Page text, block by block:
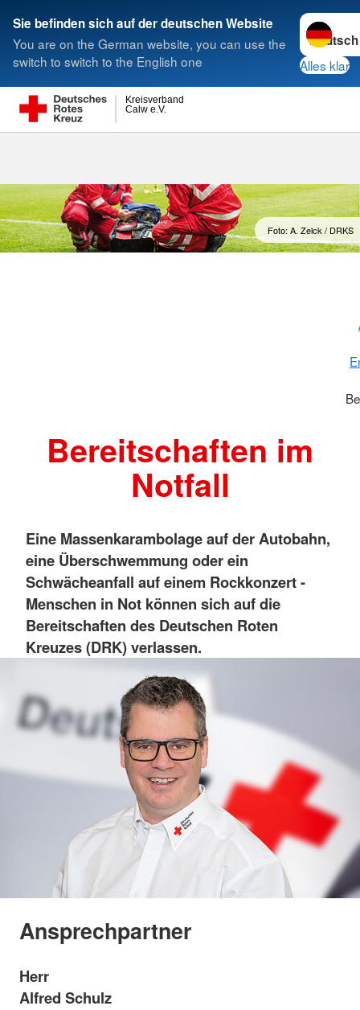
Sie befinden sich auf der deutschen Website
You are on the German website, you can use the
switch to switch to the English one
Sprache
Alles klar
Calw e.V.
Kreisverband
Suche
Foto: A. Zelck / DRKS
Bereitschaften im
Notfall
Eine Massenkarambolage auf der Autobahn,
eine Überschwemmung oder ein
Schwächeanfall auf einem Rockkonzert-
Menschen in Not können sich auf die
Bereitschaften des Deutschen Roten
Kreuzes (DRK) verlassen.
Ansprechpartner
Herr
Alfred Schulz